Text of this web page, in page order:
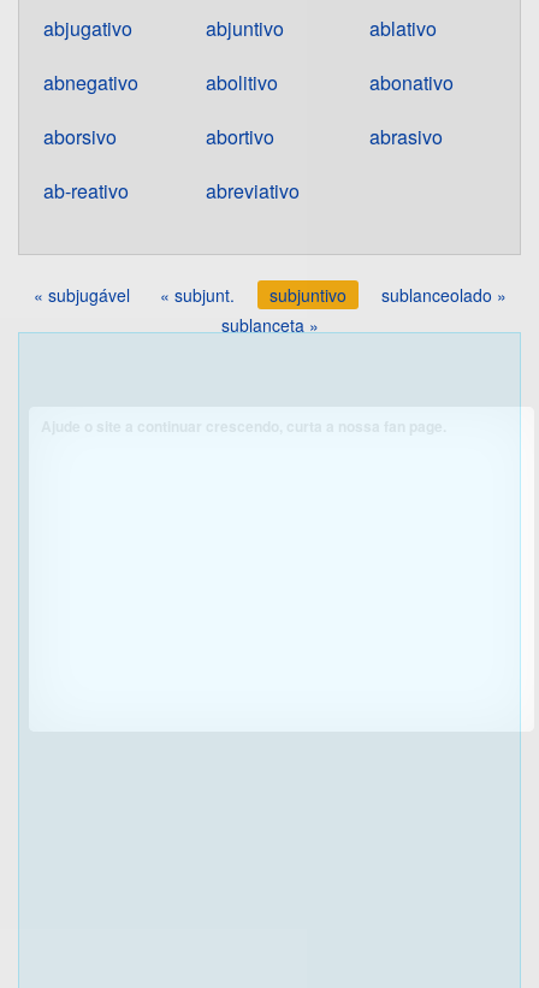
abjugativo
abjuntivo
ablativo
abnegativo
abolitivo
abonativo
aborsivo
abortivo
abrasivo
ab-reativo
abreviativo
« subjugável « subjunt. subjuntivo
sublanceolado »
sublanceta »